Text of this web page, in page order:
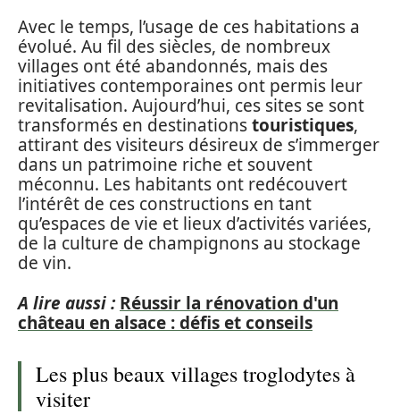
Avec le temps, l’usage de ces habitations a
évolué. Au fil des siècles, de nombreux
villages ont été abandonnés, mais des
initiatives contemporaines ont permis leur
revitalisation. Aujourd’hui, ces sites se sont
transformés en destinationstouristiques,
attirant des visiteurs désireux de s’immerger
dans un patrimoine riche et souvent
méconnu. Les habitants ont redécouvert
l’intérêt de ces constructions en tant
qu’espaces de vie et lieux d’activités variées,
de la culture de champignons au stockage
de vin.
A lire aussi : Réussir la rénovation d'un
château en alsace : défis et conseils
Les plus beaux villages troglodytes à
visiter